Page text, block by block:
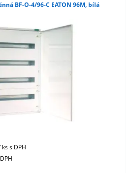
BF-O-4/96-C EATON 96M, bílá
kss DPH